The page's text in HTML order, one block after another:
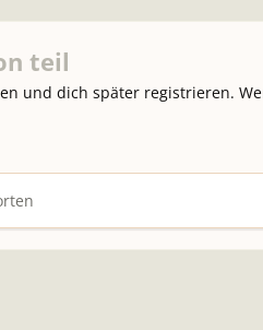
teil
und dich später registrieren.